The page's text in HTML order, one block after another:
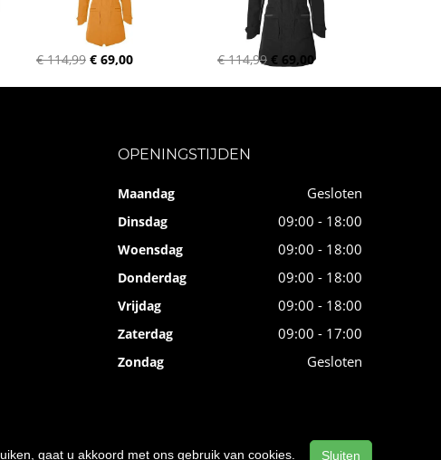
€ 114,99 € 69,00 € 114,99 € 69,00
OPENINGSTIJDEN
Maandag Gesloten
Dinsdag 09:00 - 18:00
Woensdag 09:00 - 18:00
Donderdag 09:00 - 18:00
Vrijdag 09:00 - 18:00
Zaterdag 09:00 - 17:00
Zondag Gesloten
gaat u akkoord met ons gebruik van cookies. Sluiten